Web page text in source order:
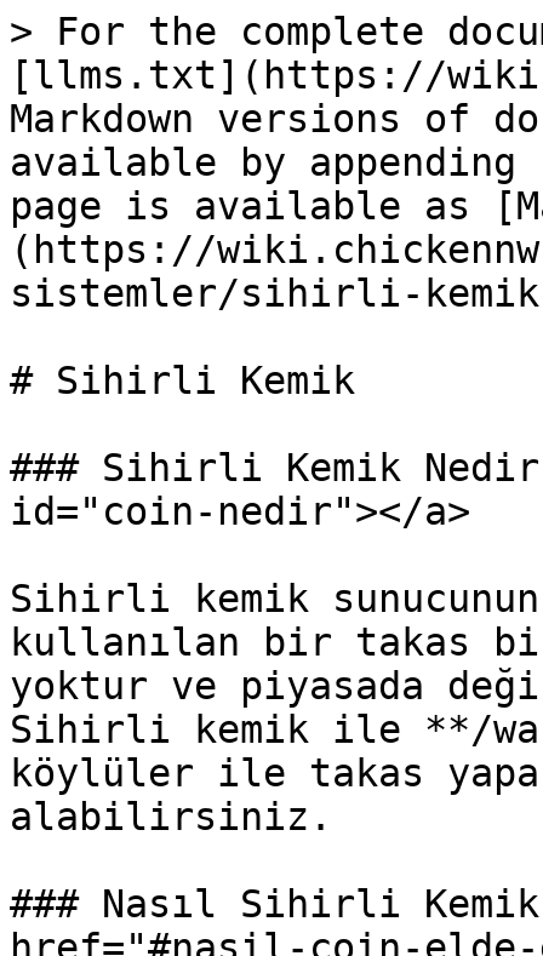
> For the complete
[llms.txt](https://
Markdown versions of
available by
page is available as
(https://
sistemler/sihirli-
# Sihirli Kemik
### Sihirli Kemik
id="coin-nedir"></a>
Sihirli kemik
kullanılan bir takas
yoktur ve piyasada
Sihirli kemik ile **/
köylüler ile takas
alabilirsiniz.
### Nasıl Sihirli Kemik